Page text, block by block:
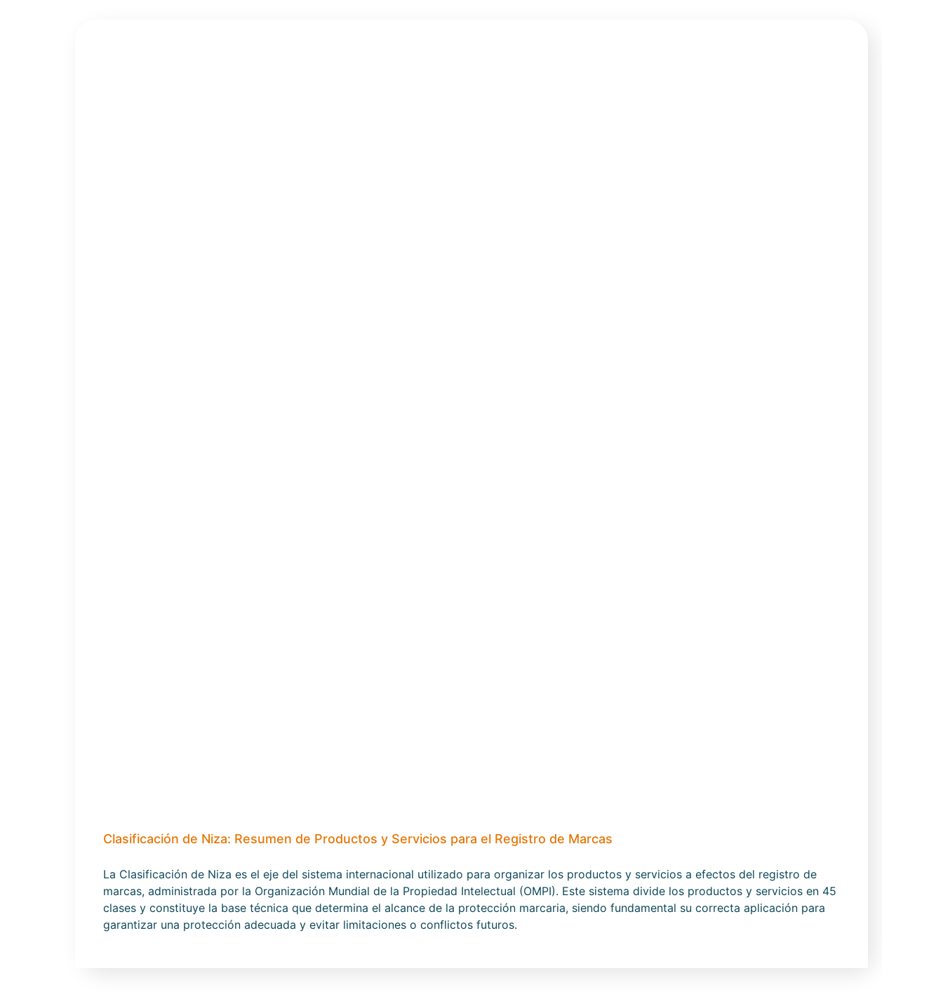
Clasificación de Niza: Resumen de Productos y Servicios para el Registro de Marcas
La Clasificación de Niza es el eje del sistema internacional utilizado para organizar los productos y servicios a efectos del registro de
marcas, administrada por la Organización Mundial de la Propiedad Intelectual (OMPI). Este sistema divide los productos y servicios en 45
clases y constituye la base técnica que determina el alcance de la protección marcaria, siendo fundamental su correcta aplicación para
garantizar una protección adecuada y evitar limitaciones o conflictos futuros.